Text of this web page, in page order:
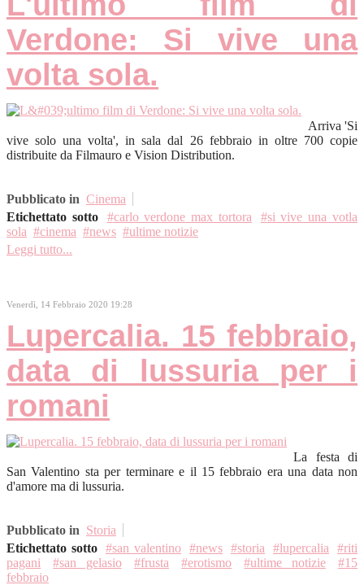
Verdone: Si vive una
volta sola.
Arriva 'Si
vive solo una volta', in sala dal 26 febbraio in oltre 700 copie
distribuite da Filmauro e Vision Distribution.
Pubblicato in Cinema
Etichettato sotto
carlo verdone max tortora
si vive una votla
sola
cinema news
ultime notizie
Leggi tutto...
Venerdì, 14 Febbraio 2020 19:28
Lupercalia. 15 febbraio,
data di lussuria per i
romani
La festa di
San Valentino sta per terminare e il 15 febbraio era una data non
d'amore ma di lussuria.
Pubblicato in Storia
Etichettato sotto
san valentino news storia lupercalia
riti
pagani
san gelasio frusta erotismo ultime notizie
15
febbraio